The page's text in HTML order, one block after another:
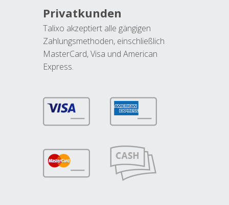
Privatkunden
Talixo akzeptiert alle gängigen
Zahlungsmethoden, einschließlich
MasterCard, Visa und American
Express.